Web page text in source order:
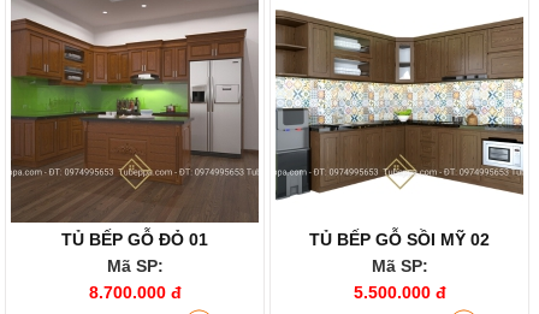
TỦ BẾP GỖ ĐỎ 01
Mã SP:
8.700.000 đ
TỦ BẾP GỖ SỒI MỸ 02
Mã SP:
5.500.000 đ